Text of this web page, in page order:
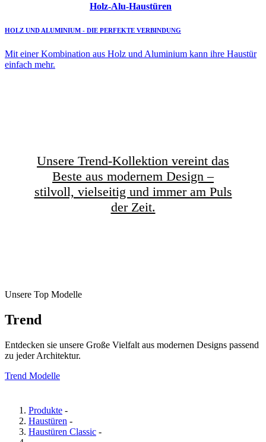
Holz-Alu-Haustüren
HOLZ UND ALUMINIUM - DIE PERFEKTE VERBINDUNG
Mit einer Kombination aus Holz und Aluminium kann ihre Haustür
einfach mehr.
Unsere Trend-Kollektion vereint das
Beste aus modernem Design –
stilvoll, vielseitig und immer am Puls
der Zeit.
Unsere Top Modelle
Trend
Entdecken sie unsere Große Vielfalt aus modernen Designs passend
zu jeder Architektur.
Trend Modelle
Produkte -
Haustüren -
Haustüren Classic -